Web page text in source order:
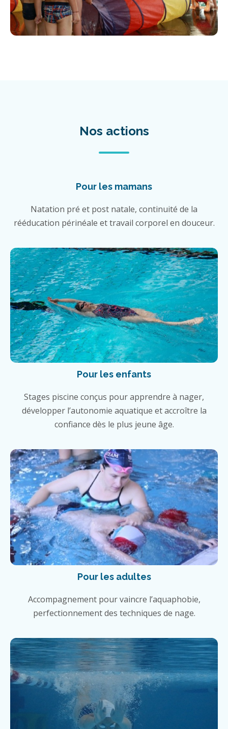
Nos actions
Pour les mamans
Natation pré et post natale, continuité de la
rééducation périnéale et travail corporel en douceur.
Pour les enfants
Stages piscine conçus pour apprendre à nager,
développer l’autonomie aquatique et accroître la
confiance dès le plus jeune âge.
Pour les adultes
Accompagnement pour vaincre l’aquaphobie,
perfectionnement des techniques de nage.